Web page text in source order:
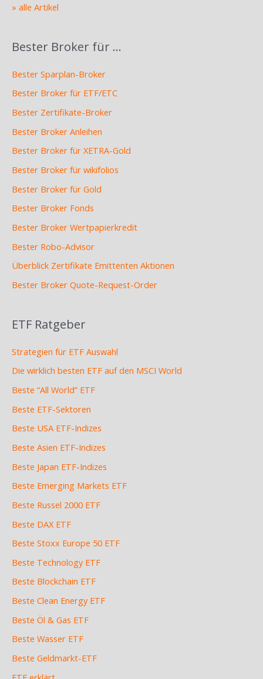
» alle Artikel
Bester Broker für …
Bester Sparplan-Broker
Bester Broker für ETF/ETC
Bester Zertifikate-Broker
Bester Broker Anleihen
Bester Broker für XETRA-Gold
Bester Broker für wikifolios
Bester Broker für Gold
Bester Broker Fonds
Bester Broker Wertpapierkredit
Bester Robo-Advisor
Überblick Zertifikate Emittenten Aktionen
Bester Broker Quote-Request-Order
ETF Ratgeber
Strategien für ETF Auswahl
Die wirklich besten ETF auf den MSCI World
Beste “All World” ETF
Beste ETF-Sektoren
Beste USA ETF-Indizes
Beste Asien ETF-Indizes
Beste Japan ETF-Indizes
Beste Emerging Markets ETF
Beste Russel 2000 ETF
Beste DAX ETF
Beste Stoxx Europe 50 ETF
Beste Technology ETF
Beste Blockchain ETF
Beste Clean Energy ETF
Beste Öl & Gas ETF
Beste Wasser ETF
Beste Geldmarkt-ETF